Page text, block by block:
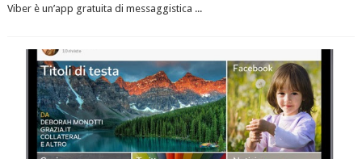
Viber è un’app gratuita di messaggistica ...